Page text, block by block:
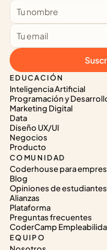
EDUCACIÓN
Inteligencia Artificial
Programación y
Marketing Digital
Data
Diseño UX/UI
Negocios
Producto
COMUNIDAD
Coderhouse para
Blog
Opiniones de estudiantes
Alianzas
Plataforma
Preguntas frecuentes
CoderCamp
EQUIPO